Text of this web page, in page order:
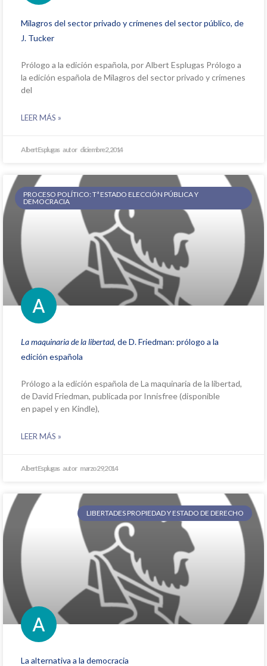
Milagros del sector privado y crímenes del sector público, de
J. Tucker
Prólogo a la edición española, por Albert Esplugas Prólogo a
la edición española de Milagros del sector privado y crímenes
del
LEER MÁS »
Albert Esplugas diciembre 2, 2014
PROCESO POLÍTICO: Tª ESTADO ELECCIÓN PÚBLICA Y
DEMOCRACIA
La maquinaria de la libertad, de D. Friedman: prólogo a la
edición española
Prólogo a la edición española de La maquinaria de la libertad,
de David Friedman, publicada por Innisfree (disponible
en papel y en Kindle),
LEER MÁS »
Albert Esplugas marzo 29, 2014
LIBERTADES PROPIEDAD Y ESTADO DE DERECHO
La alternativa a la democracia